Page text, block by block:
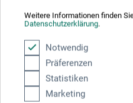
Weitere Informationen finden
Datenschutzerklärung.
Notwendig
Präferenzen
Statistiken
Marketing